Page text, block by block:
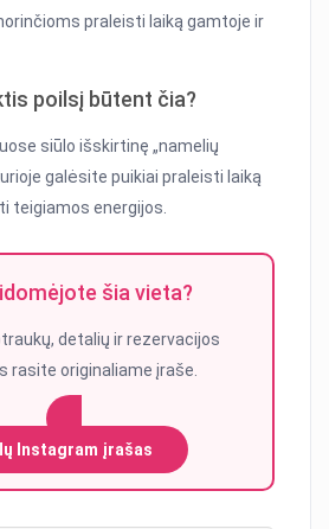
praleisti laiką gamtoje ir
poilsį būtent čia?
siūlo išskirtinę „namelių
galėsite puikiai praleisti laiką
teigiamos energijos.
šia vieta?
detalių ir rezervacijos
rasite originaliame įraše.
Instagram įrašas